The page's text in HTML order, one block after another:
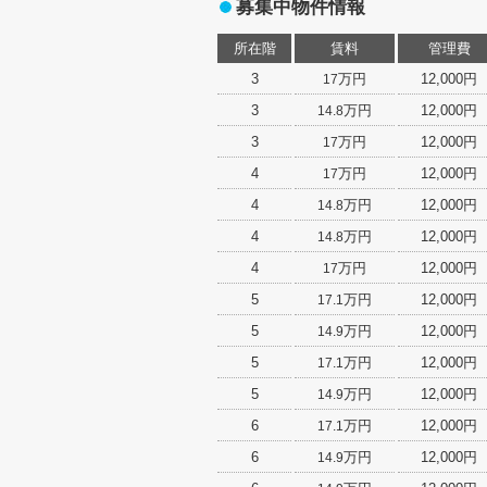
募集中物件情報
所在階 賃料
管理費
3
17万円
12,000円
3
14.8万円
12,000円
3
17万円
12,000円
4
17万円
12,000円
4
14.8万円
12,000円
4
14.8万円
12,000円
4
17万円
12,000円
5
17.1万円
12,000円
5
14.9万円
12,000円
5
17.1万円
12,000円
5
14.9万円
12,000円
6
17.1万円
12,000円
6
14.9万円
12,000円